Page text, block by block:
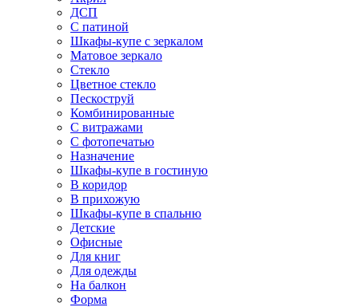
ДСП
С патиной
Шкафы-купе с зеркалом
Матовое зеркало
Стекло
Цветное стекло
Пескоструй
Комбинированные
С витражами
С фотопечатью
Назначение
Шкафы-купе в гостиную
В коридор
В прихожую
Шкафы-купе в спальню
Детские
Офисные
Для книг
Для одежды
На балкон
Форма